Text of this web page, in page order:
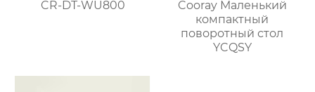
CR-DT-WU800
Cooray Маленький
компактный
поворотный стол
YCQSY